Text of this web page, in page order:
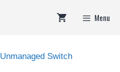
Menu
Unmanaged Switch